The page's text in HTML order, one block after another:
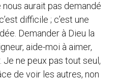
aurait pas demandé
difficile ; c’est une
Demander à Dieu la
aide-moi à aimer,
Je ne peux pas tout seul,
de voir les autres, non